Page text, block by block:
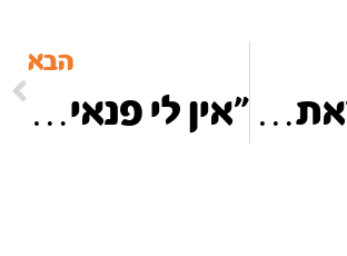
מי את, זאת שכאן איתי עכשיו?
הבא
״אין לי פנאי לנשום״ – מוקדש לאימהות בחופש הגדול ולא רק…